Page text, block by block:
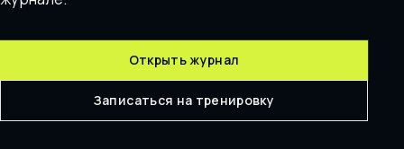
Открыть журнал
Записаться на тренировку